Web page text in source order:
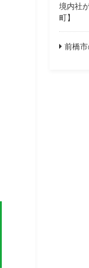
境内社
町】
前橋